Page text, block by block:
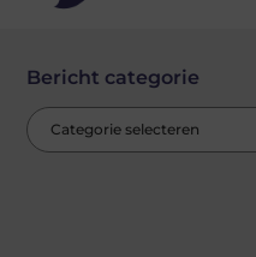
Bericht categorie